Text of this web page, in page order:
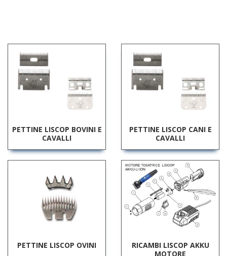
PETTINE LISCOP BOVINI E
CAVALLI
PETTINE LISCOP CANI E
CAVALLI
PETTINE LISCOP OVINI
RICAMBI LISCOP AKKU
MOTORE